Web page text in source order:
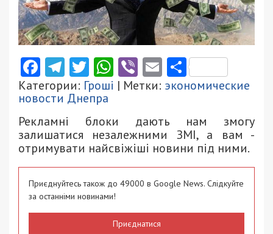
Facebook
Telegram
Twitter
WhatsApp
ViberEmail
Категории: Гроші | Метки: экономические
новости Днепра
Рекламні блоки дають нам змогу
залишатися незалежними ЗМІ, а вам -
отримувати найсвіжіші новини під ними.
Приєднуйтесь також до 49000 в Google News. Слідкуйте
за останніми новинами!
Приєднатися